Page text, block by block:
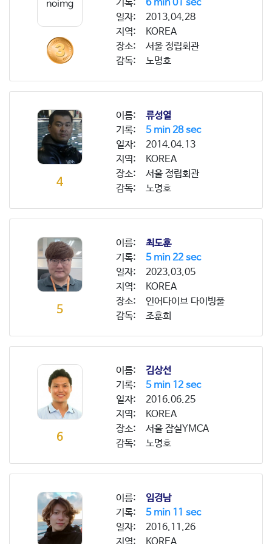
noimg 기록:
6 min 01 sec
일자:
2013.04.28
지역:
KOREA
장소:
서울 정립회관
감독:
노명호
4
이름:
류성열
기록:
5 min 28 sec
일자:
2014.04.13
지역:
KOREA
장소:
서울 정립회관
감독:
노명호
5
이름:
최도훈
기록:
5 min 22 sec
일자:
2023.03.05
지역:
KOREA
장소:
인어다이브 다이빙풀
감독:
조훈희
6
이름:
김상선
기록:
5 min 12 sec
일자:
2016.06.25
지역:
KOREA
장소:
서울 잠실YMCA
감독:
노명호
이름:
임경남
기록:
5 min 11 sec
일자:
2016.11.26